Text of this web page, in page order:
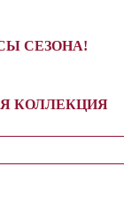
СЕЗОНА!
КОЛЛЕКЦИЯ